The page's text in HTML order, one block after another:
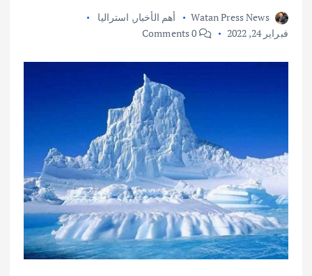
Watan Press News أهم الأخبار, استراليا
فبراير 24, 2022